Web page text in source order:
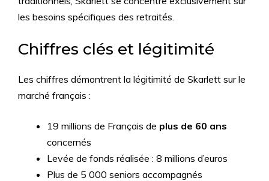
les besoins spécifiques des retraités.
Chiffres clés et légitimité
Les chiffres démontrent la légitimité de Skarlett sur le
marché français :
19 millions de Français de plus de 60 ans
concernés
Levée de fonds réalisée : 8 millions d’euros
Plus de 5 000 seniors accompagnés